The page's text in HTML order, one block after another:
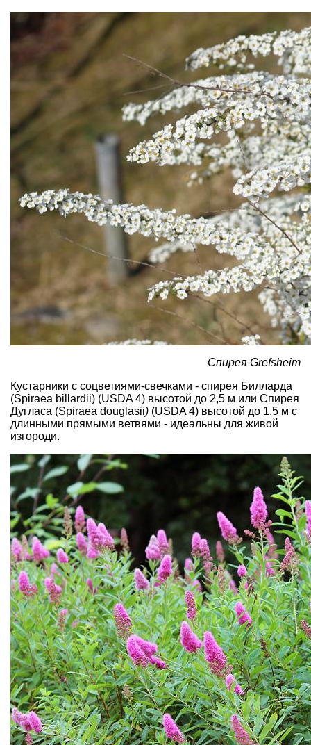
Спирея Grefsheim
Кустарники с соцветиями-свечками - спирея Билларда
(Spiraea billardii) (USDA 4) высотой до 2,5 м или Спирея
Дугласа (Spiraea douglasii) (USDA 4) высотой до 1,5 м с
длинными прямыми ветвями - идеальны для живой
изгороди.